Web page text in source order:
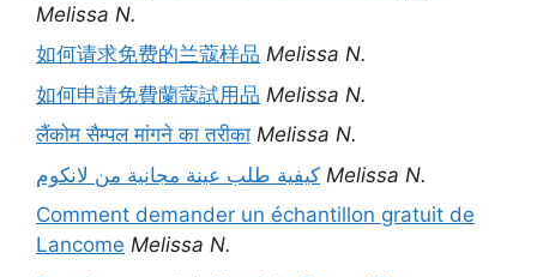
Melissa N.
如何请求免费的兰蔻样品 Melissa N.
如何申請免費蘭蔻試用品 Melissa N.
लैंकोम सैम्पल मांगने का तरीका Melissa N.
كيفية طلب عينة مجانية من لانكوم Melissa N.
Comment demander un échantillon gratuit de
Lancome Melissa N.